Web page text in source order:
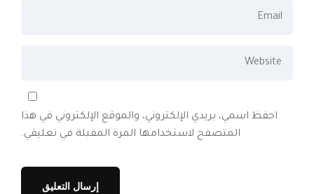
احفظ اسمي، بريدي الإلكتروني، والموقع الإلكتروني في هذا
المتصفح لاستخدامها المرة المقبلة في تعليقي.